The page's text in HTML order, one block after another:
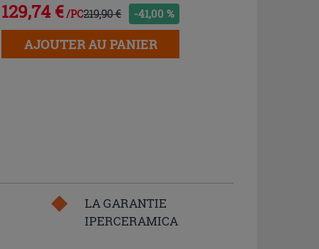
129,74 € /PC219,90 € -41,00 %
AJOUTER AU PANIER
LA GARANTIE
IPERCERAMICA